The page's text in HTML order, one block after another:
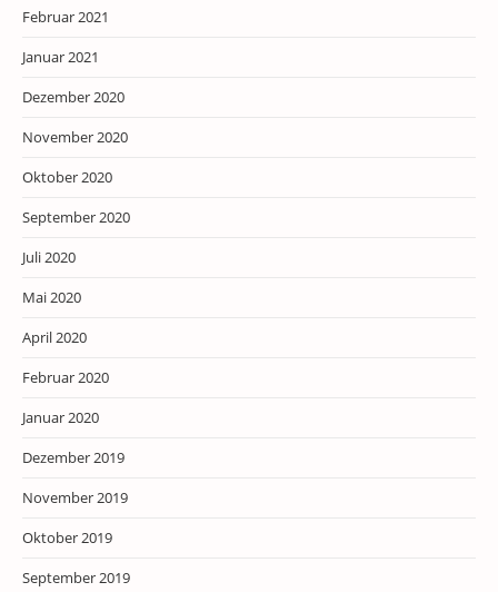
Februar 2021
Januar 2021
Dezember 2020
November 2020
Oktober 2020
September 2020
Juli 2020
Mai 2020
April 2020
Februar 2020
Januar 2020
Dezember 2019
November 2019
Oktober 2019
September 2019